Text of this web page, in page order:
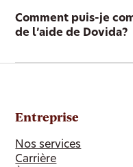
Comment puis-je
de l’aide de Dovida?
Entreprise
Nos services
Carrière